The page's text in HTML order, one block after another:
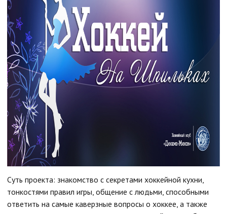
Суть проекта: знакомство с секретами хоккейной кухни,
тонкостями правил игры, общение с людьми, способными
ответить на самые каверзные вопросы о хоккее, а также